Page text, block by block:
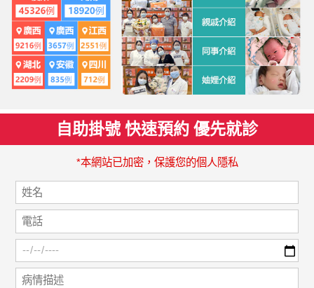
自助掛號 快速預約 優先就診
*本網站已加密，保護您的個人隱私